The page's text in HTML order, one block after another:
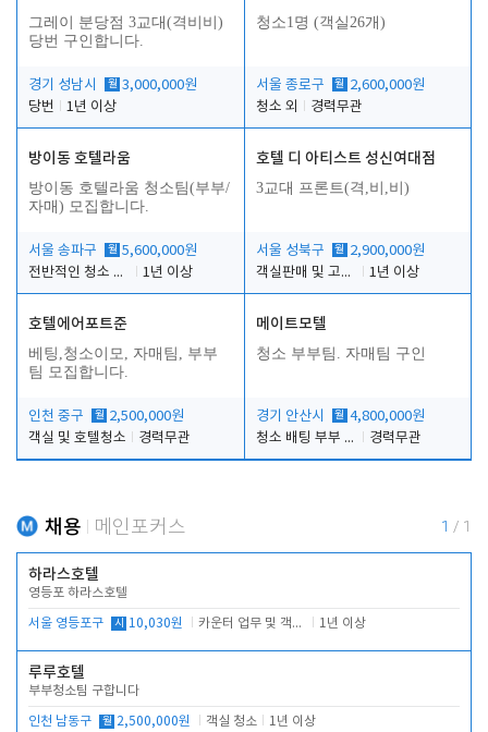
그레이 분당점 3교대(격비비)
당번 구인합니다.
경기 성남시 월 3,000,000원
당번
1년 이상
청소1명 (객실26개)
서울 종로구 월 2,600,000원
청소 외
경력무관
방이동 호텔라움
방이동 호텔라움 청소팀(부부/
자매) 모집합니다.
서울 송파구 월 5,600,000원
전반적인 청소 업무(객실청소.객실정리)
1년 이상
호텔 디 아티스트 성신여대점
3교대 프론트(격,비,비)
서울 성북구 월 2,900,000원
객실판매 및 고객응대
1년 이상
호텔에어포트준
베팅,청소이모, 자매팀, 부부
팀 모집합니다.
인천 중구 월 2,500,000원
객실 및 호텔청소
경력무관
메이트모텔
청소 부부팀. 자매팀 구인
경기 안산시 월 4,800,000원
청소 배팅 부부 구합니다
경력무관
채용 메인포커스 1 / 1
하라스호텔
영등포 하라스호텔
서울 영등포구 시 10,030원 카운터 업무 및 객실관리(청소상태 확인, 객실판매) 1년 이상
루루호텔
부부청소팀 구합니다
인천 남동구 월 2,500,000원 객실 청소 1년 이상